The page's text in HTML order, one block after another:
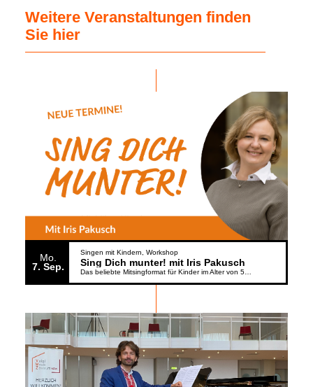
Weitere Veranstaltungen finden
Sie hier
Mo.
7 Sep.
Singen mit Kindern Workshop
Sing Dich munter! mit Iris Pakusch
Das beliebte Mitsingformat für Kinder im Alter von 5 bis 6 Jahren geht weiter